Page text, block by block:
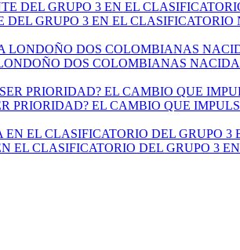
DEL GRUPO 3 EN EL
DOS COLOMBIANAS
PRIORIDAD? EL CAMBIO QUE
EL CLASIFICATORIO DEL GRUPO 3